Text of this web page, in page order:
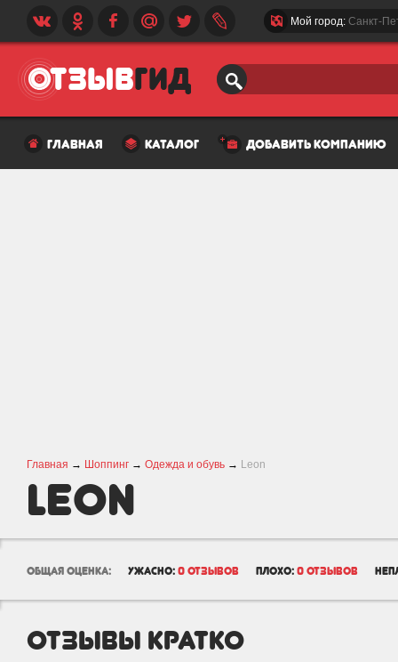
Мой город: Санкт-
главная каталог добавить компанию
Главная → Шоппинг → Одежда и обувь → Leon
Leon
общая оценка: ужасно: 0 отзывов плохо: 0 отзывов
отзывы кратко